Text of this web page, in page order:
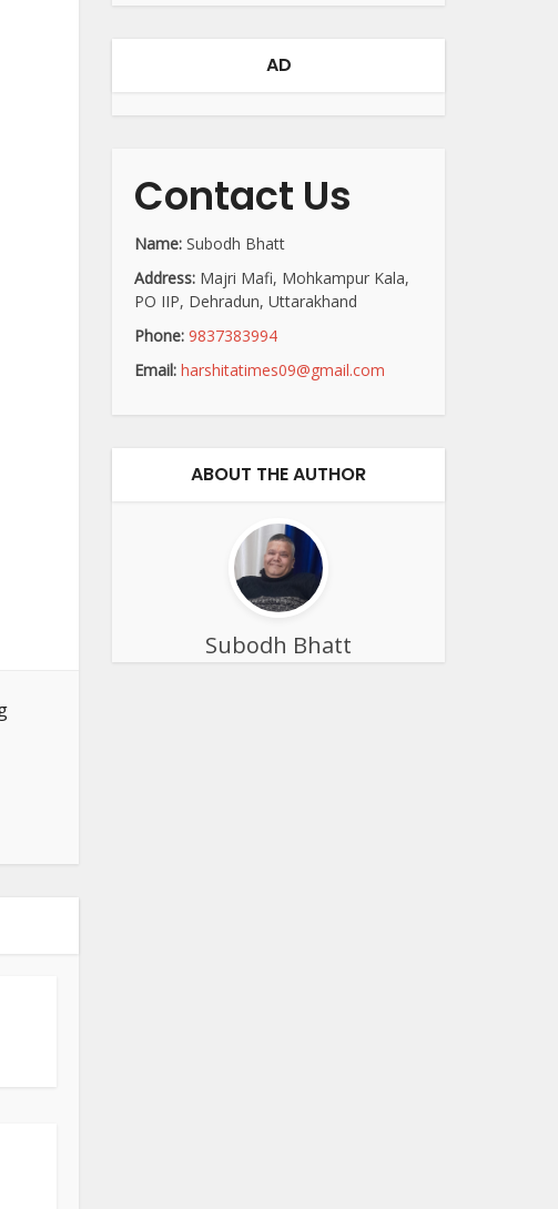
AD
Contact Us
Name: Subodh Bhatt
Address: Majri Mafi, Mohkampur Kala,
PO IIP, Dehradun, Uttarakhand
Phone: 9837383994
Email: harshitatimes09@gmail.com
ABOUT THE AUTHOR
Subodh Bhatt